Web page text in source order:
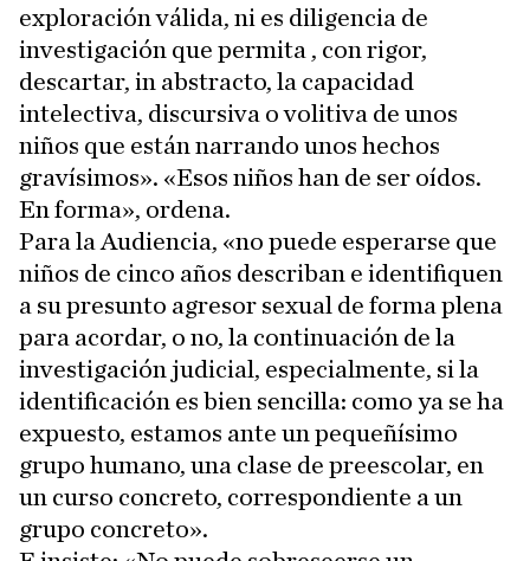
exploración válida, ni es diligencia de
investigación que permita , con rigor,
descartar, in abstracto, la capacidad
intelectiva, discursiva o volitiva de unos
niños que están narrando unos hechos
gravísimos». «Esos niños han de ser oídos.
En forma», ordena.
Para la Audiencia, «no puede esperarse que
niños de cinco años describan e identifiquen
a su presunto agresor sexual de forma plena
para acordar, o no, la continuación de la
investigación judicial, especialmente, si la
identificación es bien sencilla: como ya se ha
expuesto, estamos ante un pequeñísimo
grupo humano, una clase de preescolar, en
un curso concreto, correspondiente a un
grupo concreto».